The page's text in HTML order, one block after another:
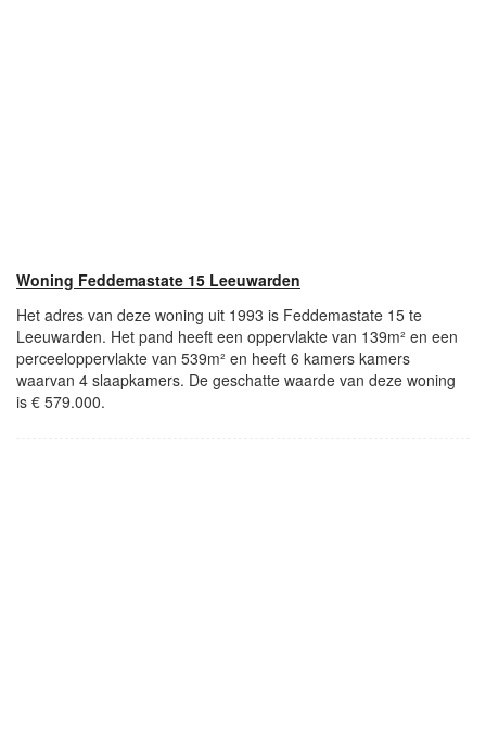
Woning Feddemastate 15 Leeuwarden
Het adres van deze woning uit 1993 is Feddemastate 15 te
Leeuwarden. Het pand heeft een oppervlakte van 139m² en een
perceeloppervlakte van 539m² en heeft 6 kamers kamers
waarvan 4 slaapkamers. De geschatte waarde van deze woning
is € 579.000.